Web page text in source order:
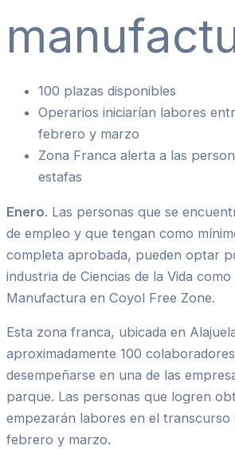
100 plazas disponibles
Operarios iniciarían labores
febrero y marzo
Zona Franca alerta a las
estafas
Enero. Las personas que se
de empleo y que tengan como
completa aprobada, pueden optar
industria de Ciencias de la Vida
Manufactura en Coyol Free Zone.
Esta zona franca, ubicada en
aproximadamente 100
desempeñarse en una de las
parque. Las personas que logren
empezarán labores en el transcurso
febrero y marzo.